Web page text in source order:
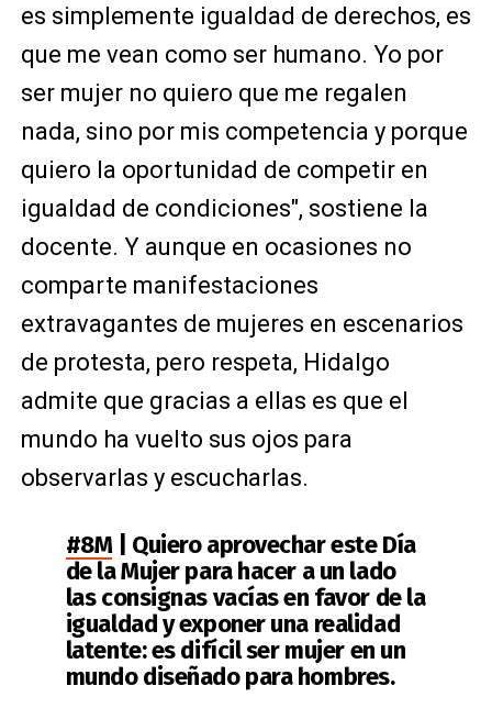
es simplemente igualdad de derechos, es
que me vean como ser humano. Yo por
ser mujer no quiero que me regalen
nada, sino por mis competencia y porque
quiero la oportunidad de competir en
igualdad de condiciones", sostiene la
docente. Y aunque en ocasiones no
comparte manifestaciones
extravagantes de mujeres en escenarios
de protesta, pero respeta, Hidalgo
admite que gracias a ellas es que el
mundo ha vuelto sus ojos para
observarlas y escucharlas.
#8M| Quiero aprovechar este Día
de la Mujer para hacer a un lado
las consignas vacías en favor de la
igualdad y exponer una realidad
latente: es difícil ser mujer en un
mundo diseñado para hombres.